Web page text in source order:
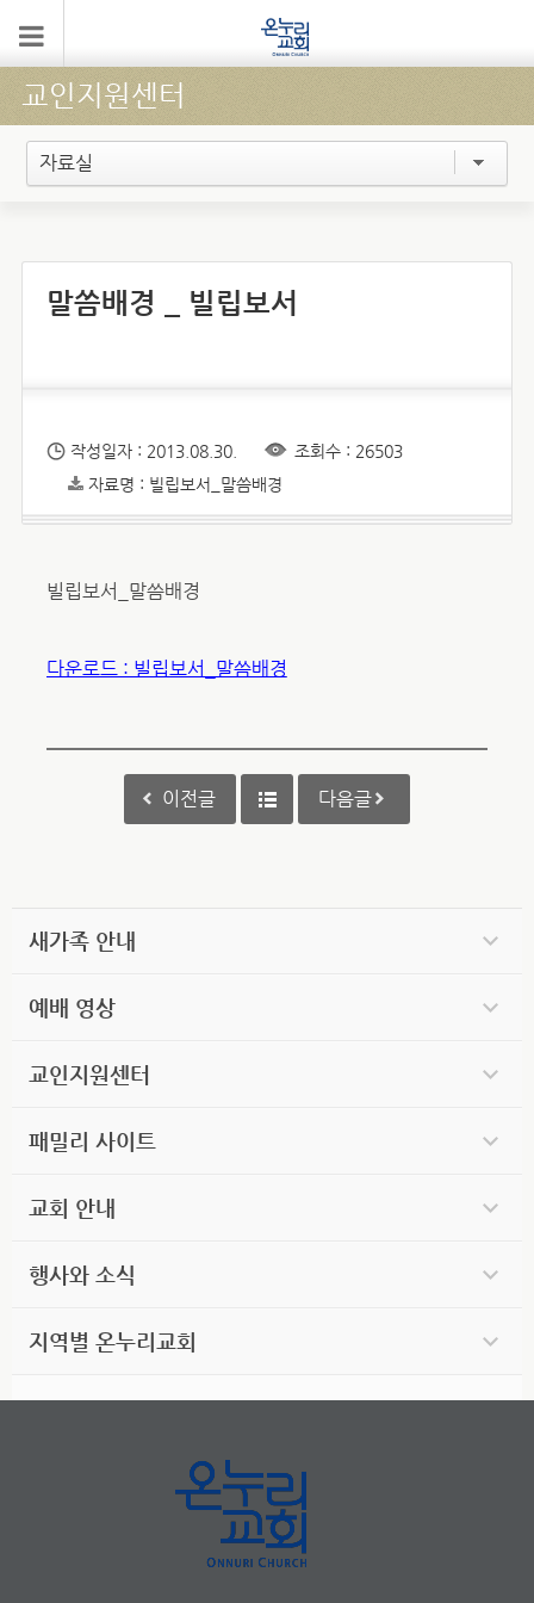
교인지원센터
자료실
말씀배경 _ 빌립보서
작성일자 : 2013.08.30.
조회수 : 26503
자료명 : 빌립보서_말씀배경
빌립보서_말씀배경
다운로드 : 빌립보서_말씀배경
이전글 다음글
새가족 안내
예배 영상
교인지원센터
패밀리 사이트
교회 안내
행사와 소식
지역별 온누리교회